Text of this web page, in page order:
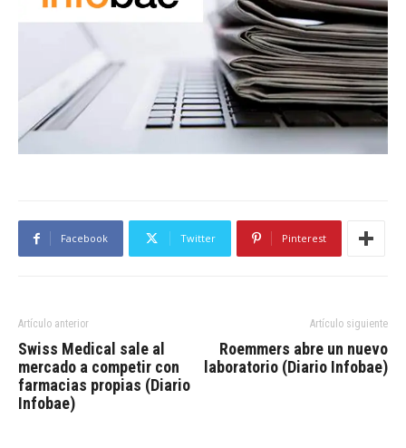
Facebook Twitter Pinterest
Artículo anterior
Swiss Medical sale al
mercado a competir con
farmacias propias (Diario
Infobae)
Artículo siguiente
Roemmers abre un nuevo
laboratorio (Diario Infobae)